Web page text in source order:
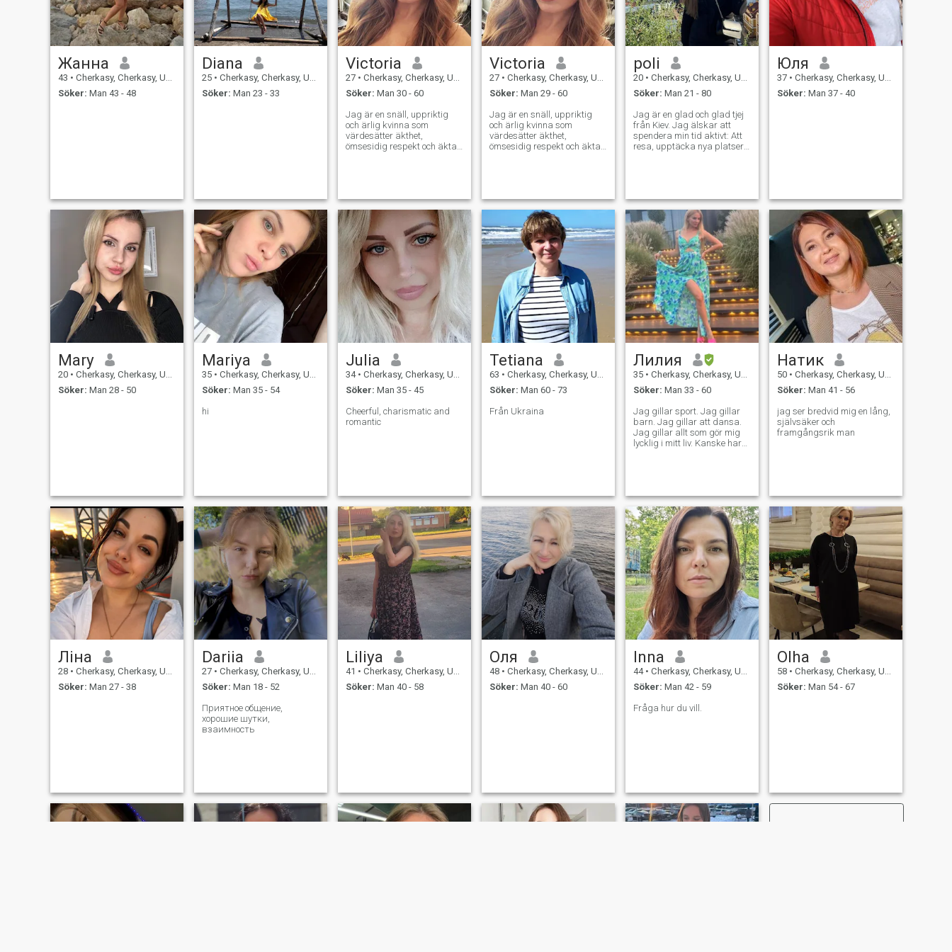
Жанна
43 • Cherkasy, Cherkasy, Ukraina
Söker: Man 43 - 48
Diana
25 • Cherkasy, Cherkasy, Ukraina
Söker: Man 23 - 33
Victoria
27 • Cherkasy, Cherkasy, Ukraina
Söker: Man 30 - 60
Jag är en snäll, uppriktig
och ärlig kvinna som
värdesätter äkthet,
ömsesidig respekt och äkta
med. Jag tycker om varma,
meningsfulla samtal, långa
promenader och att skratta
tills det gör ont. I ett
förhållande är det viktigaste
för mig förtroende, stöd och
en önskan att växa
tillsammans.
Victoria
27 • Cherkasy, Cherkasy, Ukraina
Söker: Man 29 - 60
Jag är en snäll, uppriktig
och ärlig kvinna som
värdesätter äkthet,
ömsesidig respekt och äkta
hjärta med. i njuter av
varma, meningsfulla samtal,
långa promenader, mysiga
kvällar med en bra bok eller
film och skrattar tills det gör
ont. I en relation är det som
betyder mest för mig tillit,
stöd och önskan att växa
tillsammans.
poli
20 • Cherkasy, Cherkasy, Ukraina
Söker: Man 21 - 80
Jag är en glad och glad tjej
från Kiev. Jag älskar att
spendera min tid aktivt: Att
resa, upptäcka nya platser
värdesätter ärlighet, lojalitet
och ömsesidig respekt i
relationer. Jag strävar efter
att skapa en stark och
lycklig familj där värme,
förståelse och stöd råder.
Юля
37 • Cherkasy, Cherkasy, Ukraina
Söker: Man 37 - 40
Mary
20 • Cherkasy, Cherkasy, Ukraina
Söker: Man 28 - 50
Mariya
35 • Cherkasy, Cherkasy, Ukraina
Söker: Man 35 - 54
hi
Julia
34 • Cherkasy, Cherkasy, Ukraina
Söker: Man 35 - 45
Cheerful, charismatic and
romantic
Tetiana
63 • Cherkasy, Cherkasy, Ukraina
Söker: Man 60 - 73
Från Ukraina
Лилия
35 • Cherkasy, Cherkasy, Ukraina
Söker: Man 33 - 60
Jag gillar sport. Jag gillar
barn. Jag gillar att dansa.
Jag gillar allt som gör mig
lycklig i mitt liv. Kanske har
Натик
50 • Cherkasy, Cherkasy, Ukraina
Söker: Man 41 - 56
jag ser bredvid mig en lång,
självsäker och
framgångsrik man
Ліна
28 • Cherkasy, Cherkasy, Ukraina
Söker: Man 27 - 38
Dariia
27 • Cherkasy, Cherkasy, Ukraina
Söker: Man 18 - 52
Приятное общение,
хорошие шутки,
взаимность
Liliya
41 • Cherkasy, Cherkasy, Ukraina
Söker: Man 40 - 58
Оля
48 • Cherkasy, Cherkasy, Ukraina
Söker: Man 40 - 60
Inna
44 • Cherkasy, Cherkasy, Ukraina
Söker: Man 42 - 59
Fråga hur du vill.
Olha
58 • Cherkasy, Cherkasy, Ukraina
Söker: Man 54 - 67